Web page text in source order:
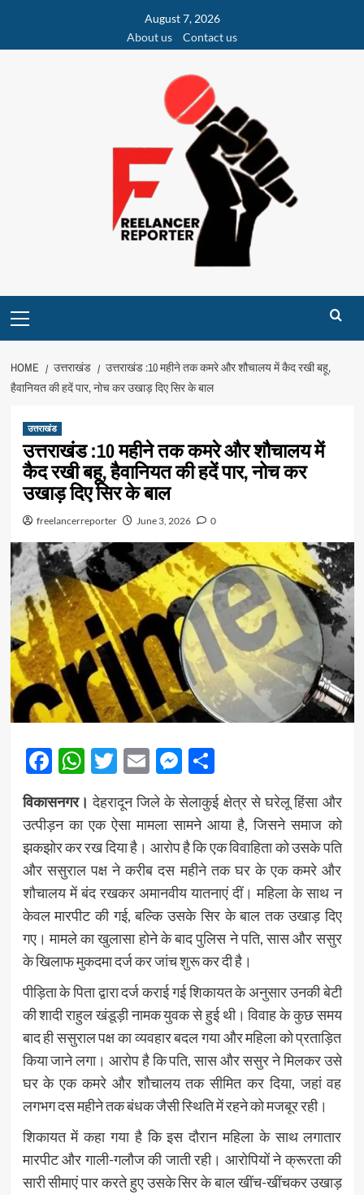
content
August 7, 2026
About us
Contact us
Menu
HOME उत्तराखंड
उत्तराखंड :10 महीने तक कमरे और शौचालय में कैद रखी बहू,
हैवानियत की हदें पार, नोच कर उखाड़ दिए सिर के बाल
उत्तराखंड
उत्तराखंड :10 महीने तक कमरे और शौचालय में
कैद रखी बहू, हैवानियत की हदें पार, नोच कर
उखाड़ दिए सिर के बाल
freelancerreporter June 3, 2026 0
Facebook
WhatsApp
Twitter
EmailMessenger
Share
विकासनगर। देहरादून जिले के सेलाकुई क्षेत्र से घरेलू हिंसा और
उत्पीड़न का एक ऐसा मामला सामने आया है, जिसने समाज को
झकझोर कर रख दिया है। आरोप है कि एक विवाहिता को उसके पति
और ससुराल पक्ष ने करीब दस महीने तक घर के एक कमरे और
शौचालय में बंद रखकर अमानवीय यातनाएं दीं। महिला के साथ न
केवल मारपीट की गई, बल्कि उसके सिर के बाल तक उखाड़ दिए
गए। मामले का खुलासा होने के बाद पुलिस ने पति, सास और ससुर
के खिलाफ मुकदमा दर्ज कर जांच शुरू कर दी है।
पीड़िता के पिता द्वारा दर्ज कराई गई शिकायत के अनुसार उनकी बेटी
की शादी राहुल खंडूड़ी नामक युवक से हुई थी। विवाह के कुछ समय
बाद ही ससुराल पक्ष का व्यवहार बदल गया और महिला को प्रताड़ित
किया जाने लगा। आरोप है कि पति, सास और ससुर ने मिलकर उसे
घर के एक कमरे और शौचालय तक सीमित कर दिया, जहां वह
लगभग दस महीने तक बंधक जैसी स्थिति में रहने को मजबूर रही।
शिकायत में कहा गया है कि इस दौरान महिला के साथ लगातार
मारपीट और गाली-गलौज की जाती रही। आरोपियों ने क्रूरता की
सारी सीमाएं पार करते हुए उसके सिर के बाल खींच-खींचकर उखाड़